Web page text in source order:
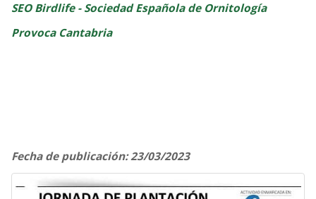
SEO Birdlife - Sociedad Española de Ornitología
Provoca Cantabria
Fecha de publicación: 23/03/2023